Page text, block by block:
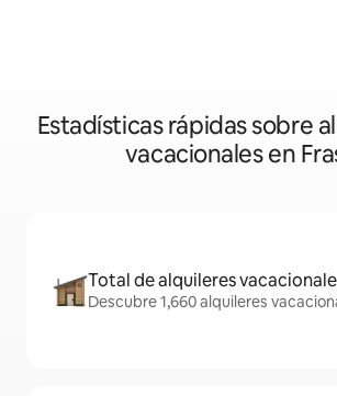
Estadísticas rápidas sobre
vacacionales en
Total de alquileres
Descubre 1,660 alquileres